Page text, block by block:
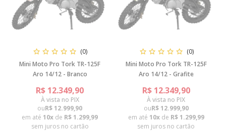
(0)
Mini Moto Pro Tork TR-125F
Aro 14/12 - Branco
R$ 12.349,90
À vista no PIX
ouR$ 12.999,90
em até 10x de R$ 1.299,99
sem juros no cartão
(0)
Mini Moto Pro Tork TR-125F
Aro 14/12 - Grafite
R$ 12.349,90
À vista no PIX
ouR$ 12.999,90
em até 10xde R$ 1.299,99
sem juros no cartão